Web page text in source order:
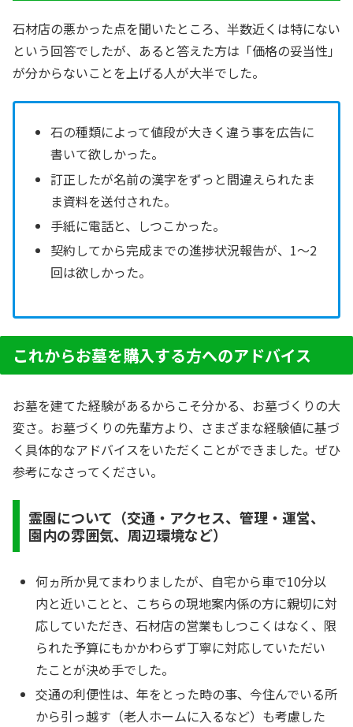
石材店の悪かった点を聞いたところ、半数近くは特にない
という回答でしたが、あると答えた方は「価格の妥当性」
が分からないことを上げる人が大半でした。
石の種類によって値段が大きく違う事を広告に
書いて欲しかった。
訂正したが名前の漢字をずっと間違えられたま
ま資料を送付された。
手紙に電話と、しつこかった。
契約してから完成までの進捗状況報告が、1～2
回は欲しかった。
これからお墓を購入する方へのアドバイス
お墓を建てた経験があるからこそ分かる、お墓づくりの大
変さ。お墓づくりの先輩方より、さまざまな経験値に基づ
く具体的なアドバイスをいただくことができました。ぜひ
参考になさってください。
霊園について（交通・アクセス、管理・運営、
園内の雰囲気、周辺環境など）
何ヵ所か見てまわりましたが、自宅から車で10分以
内と近いことと、こちらの現地案内係の方に親切に対
応していただき、石材店の営業もしつこくはなく、限
られた予算にもかかわらず丁寧に対応していただい
たことが決め手でした。
交通の利便性は、年をとった時の事、今住んでいる所
から引っ越す（老人ホームに入るなど）も考慮した